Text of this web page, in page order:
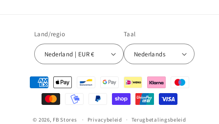
Land/regio
Nederland | EUR €
Taal
Nederlands
Betaalmethoden
© 2026, FB Stores Privacybeleid Terugbetalingsbeleid